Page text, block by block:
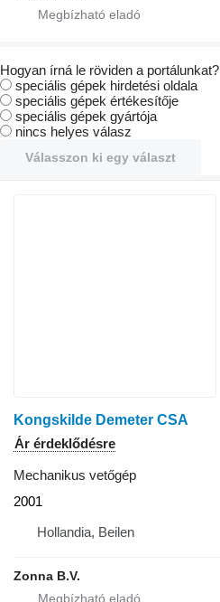
Hogyan írná le röviden a portálunkat?
speciális gépek hirdetési oldala
speciális gépek értékesítője
speciális gépek gyártója
nincs helyes válasz
Válasszon ki egy választ
Kongskilde Demeter CSA
Ár érdeklődésre
Mechanikus vetőgép
2001
Hollandia, Beilen
Zonna B.V.